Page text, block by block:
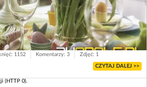
1152 Komentarzy: 3 Zdjęć: 1
CZYTAJ DALEJ >>
(HTTP 0).